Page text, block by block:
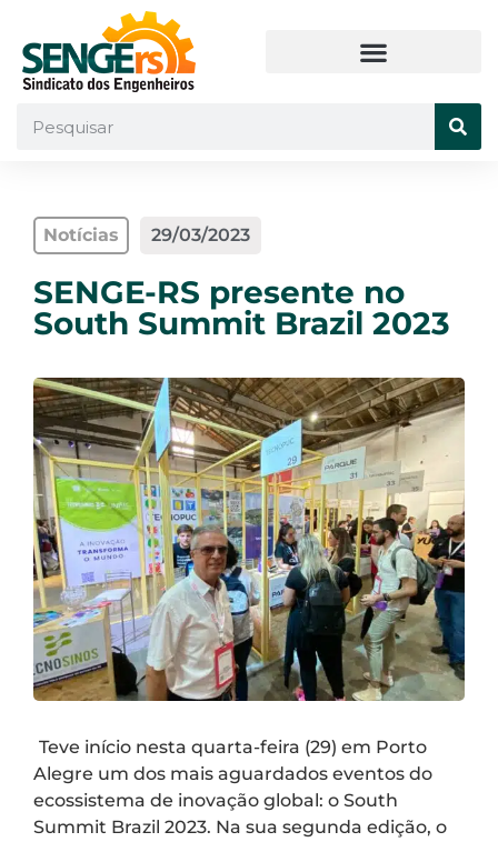
Notícias 29/03/2023
SENGE-RS presente no
South Summit Brazil 2023
Teve início nesta quarta-feira (29) em Porto
Alegre um dos mais aguardados eventos do
ecossistema de inovação global: o South
Summit Brazil 2023. Na sua segunda edição, o